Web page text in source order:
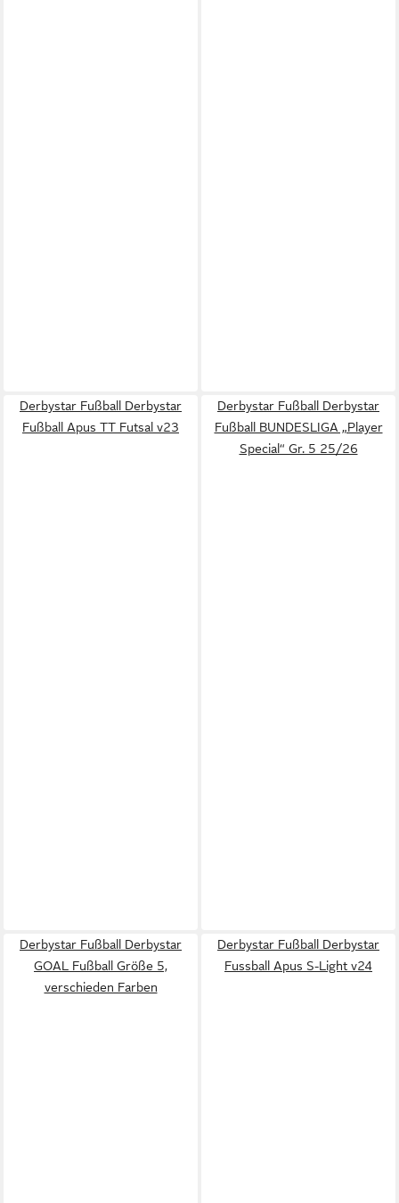
Derbystar Fußball Derbystar
Fußball Apus TT Futsal v23
Derbystar Fußball Derbystar
Fußball BUNDESLIGA „Player
Special“ Gr. 5 25/26
Derbystar Fußball Derbystar
GOAL Fußball Größe 5,
verschieden Farben
Derbystar Fußball Derbystar
Fussball Apus S-Light v24